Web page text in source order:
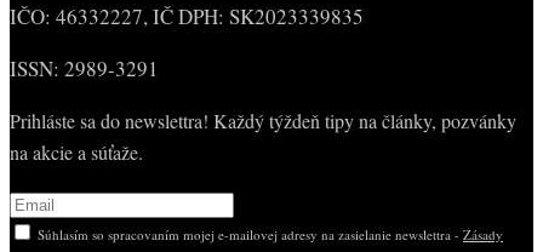
IČO: 46332227, IČ DPH: SK2023339835
ISSN: 2989-3291
Prihláste sa do newslettra! Každý týždeň tipy na články, pozvánky
na akcie a súťaže.
Súhlasím so spracovaním mojej e-mailovej adresy na zasielanie newslettra - Zásady